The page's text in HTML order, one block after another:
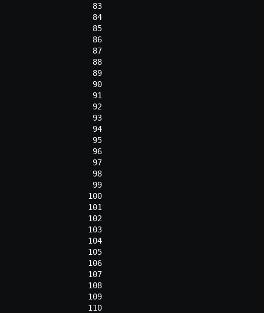
83
84
85
86
87
88
89
90
91
92
93
94
95
96
97
98
99
100
101
102
103
104
105
106
107
108
109
110